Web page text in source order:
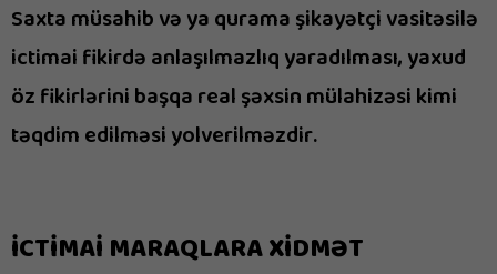
Saxta müsahib və ya qurama şikayətçi vasitəsilə
ictimai fikirdə anlaşılmazlıq yaradılması, yaxud
öz fikirlərini başqa real şəxsin mülahizəsi kimi
təqdim edilməsi yolverilməzdir.
İCTİMAİ MARAQLARA XİDMƏT